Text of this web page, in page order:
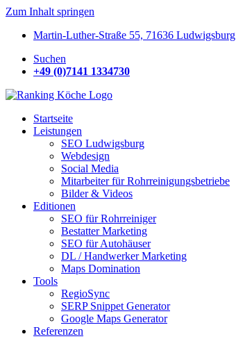
Zum Inhalt springen
Martin-Luther-Straße 55, 71636 Ludwigsburg
Suchen
+49 (0)7141 1334730
Startseite
Leistungen
SEO Ludwigsburg
Webdesign
Social Media
Mitarbeiter für Rohrreinigungsbetriebe
Bilder & Videos
Editionen
SEO für Rohrreiniger
Bestatter Marketing
SEO für Autohäuser
DL / Handwerker Marketing
Maps Domination
Tools
RegioSync
SERP Snippet Generator
Google Maps Generator
Referenzen